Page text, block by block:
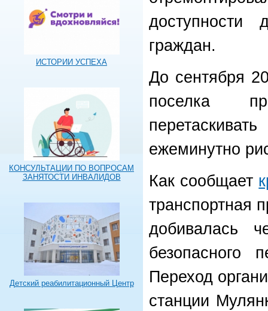
ИСТОРИИ УСПЕХА
КОНСУЛЬТАЦИИ ПО ВОПРОСАМ
ЗАНЯТОСТИ ИНВАЛИДОВ
Детский реабилитационный Центр
граждан.
До сентября
поселка
ежеминутно
Как сообщает
транспортная
добивалась
безопасного
Переход
станции